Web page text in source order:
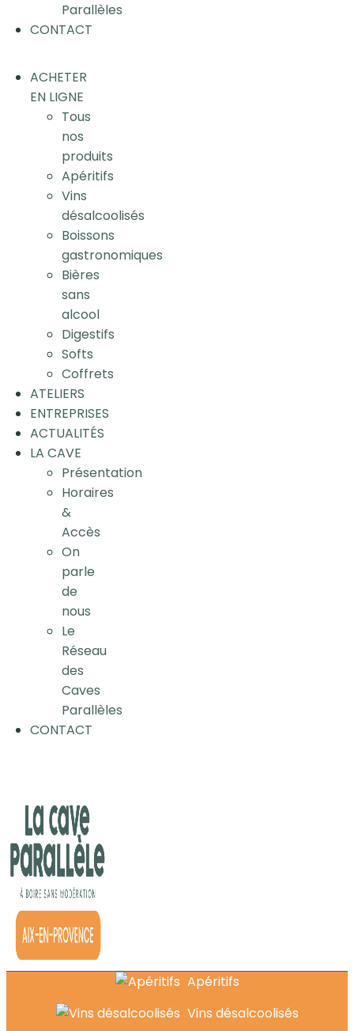
Parallèles
CONTACT
ACHETER
EN LIGNE
Tous
nos
produits
Apéritifs
Vins
désalcoolisés
Boissons
gastronomiques
Bières
sans
alcool
Digestifs
Softs
Coffrets
ATELIERS
ENTREPRISES
ACTUALITÉS
LA CAVE
Présentation
Horaires
&
Accès
On
parle
de
nous
Le
Réseau
des
Caves
Parallèles
CONTACT
Apéritifs
Vins désalcoolisés